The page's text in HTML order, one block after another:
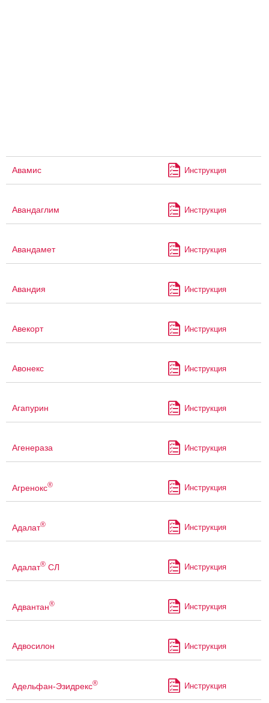
Авамис Инструкция
Авандаглим Инструкция
Авандамет Инструкция
Авандия Инструкция
Авекорт Инструкция
Авонекс Инструкция
Агапурин Инструкция
Агенераза Инструкция
Агренокс® Инструкция
Адалат® Инструкция
Адалат® СЛ Инструкция
Адвантан® Инструкция
Адвосилон Инструкция
Адельфан-Эзидрекс® Инструкция